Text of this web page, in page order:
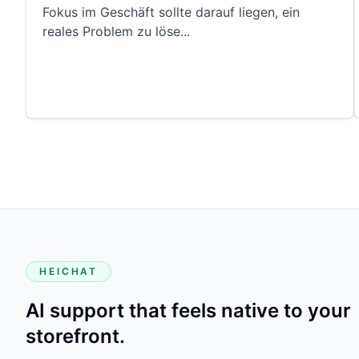
Fokus im Geschäft sollte darauf liegen, ein
reales Problem zu löse...
HEICHAT
AI support that feels native to your
storefront.